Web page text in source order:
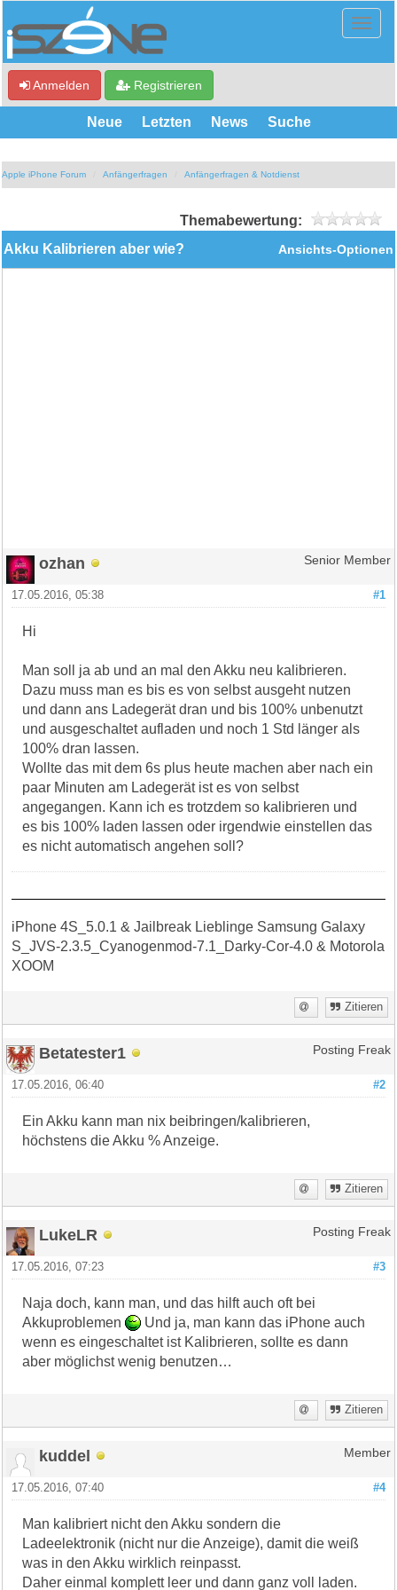
Anmelden Registrieren
Neue Letzten News Suche
Apple iPhone Forum Anfängerfragen Anfängerfragen & Notdienst
Themabewertung:
Ansichts-Optionen
Akku Kalibrieren aber wie?
ozhan Senior Member
#1
17.05.2016, 05:38
Hi
Man soll ja ab und an mal den Akku neu kalibrieren.
Dazu muss man es bis es von selbst ausgeht nutzen
und dann ans Ladegerät dran und bis 100% unbenutzt
und ausgeschaltet aufladen und noch 1 Std länger als
100% dran lassen.
Wollte das mit dem 6s plus heute machen aber nach ein
paar Minuten am Ladegerät ist es von selbst
angegangen. Kann ich es trotzdem so kalibrieren und
es bis 100% laden lassen oder irgendwie einstellen das
es nicht automatisch angehen soll?
iPhone 4S_5.0.1 & Jailbreak Lieblinge Samsung Galaxy
S_JVS-2.3.5_Cyanogenmod-7.1_Darky-Cor-4.0 & Motorola
XOOM
Zitieren
Betatester1 Posting Freak
#2
17.05.2016, 06:40
Ein Akku kann man nix beibringen/kalibrieren,
höchstens die Akku % Anzeige.
Zitieren
LukeLR Posting Freak
#3
17.05.2016, 07:23
Naja doch, kann man, und das hilft auch oft bei
Akkuproblemen
Und ja, man kann das iPhone auch
wenn es eingeschaltet ist Kalibrieren, sollte es dann
aber möglichst wenig benutzen…
Zitieren
kuddel Member
#4
17.05.2016, 07:40
Man kalibriert nicht den Akku sondern die
Ladeelektronik (nicht nur die Anzeige), damit die weiß
was in den Akku wirklich reinpasst.
Daher einmal komplett leer und dann ganz voll laden.